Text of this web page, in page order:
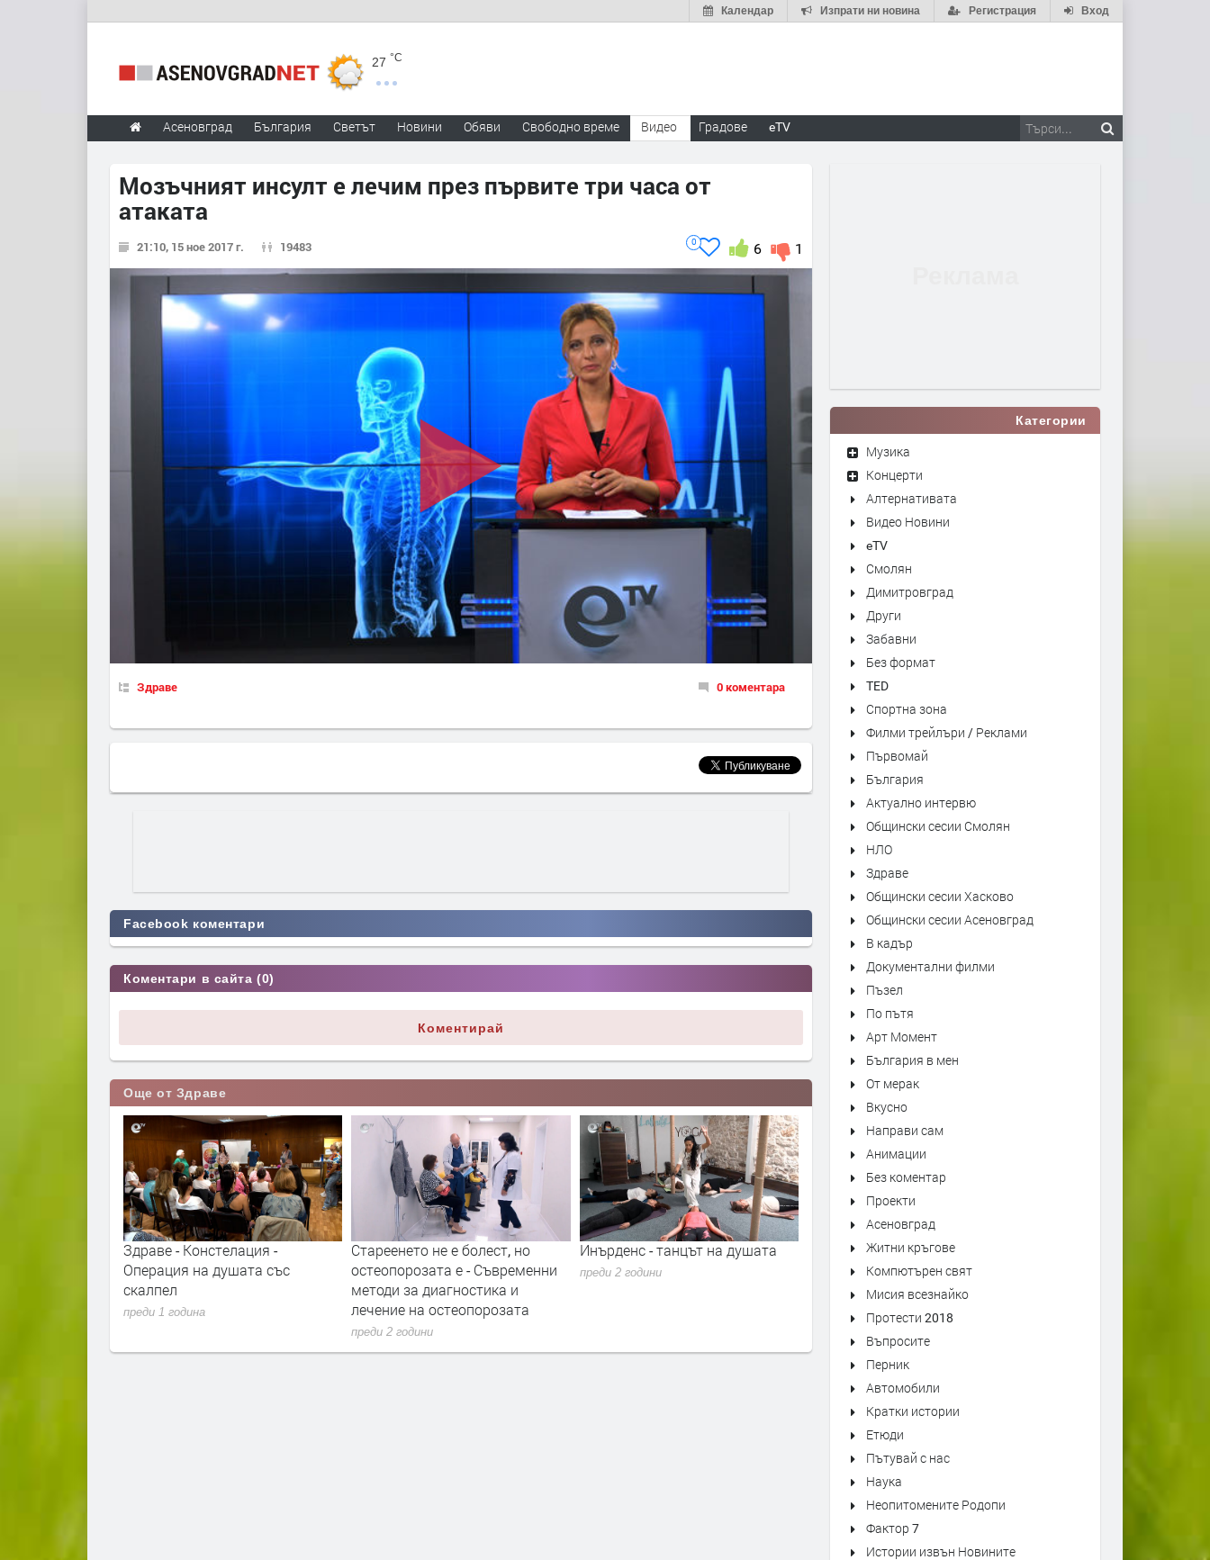
Вход
Регистрация
Изпрати ни новина
Календар
27 °C
Асеновград България Светът Новини Обяви Свободно време Видео Градове eTV
Мозъчният инсулт е лечим през първите три часа от
атаката
21:10, 15 ное 2017 г. 19483 1
6
0
Здраве 0 коментара
Facebook коментари
Коментари в сайта (0)
Коментирай
Още от Здраве
Здраве - Констелация -
Операция на душата със
скалпел
преди 1 година
Стареенето не е болест, но
остеопорозата е - Съвременни
методи за диагностика и
лечение на остеопорозата
преди 2 години
Инърденс - танцът на душата
преди 2 години
Гуен Стефани - True Babe
преди 3 години
Категории
Музика
Концерти
Алтернативата
Видео Новини
eTV
Смолян
Димитровград
Други
Забавни
Без формат
TED
Спортна зона
Филми трейлъри / Реклами
Първомай
България
Актуално интервю
Общински сесии Смолян
НЛО
Здраве
Общински сесии Хасково
Общински сесии Асеновград
В кадър
Документални филми
Пъзел
По пътя
Арт Момент
България в мен
От мерак
Вкусно
Направи сам
Анимации
Без коментар
Проекти
Асеновград
Житни кръгове
Компютърен свят
Мисия всезнайко
Протести 2018
Въпросите
Перник
Автомобили
Кратки истории
Етюди
Пътувай с нас
Наука
Неопитомените Родопи
Фактор 7
Истории извън Новините